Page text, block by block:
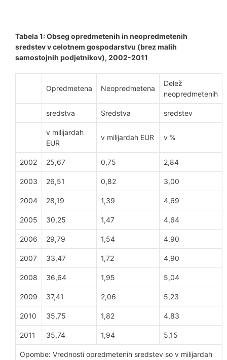
Tabela 1: Obseg opredmetenih in neopredmetenih
sredstev v celotnem gospodarstvu (brez malih
samostojnih podjetnikov), 2002-2011
Opredmetena Neopredmetena
Delež
neopredmetenih
sredstva Sredstva sredstev
v milijardah
EUR
v milijardah EUR v %
2002 25,67 0,75 2,84
2003 26,51 0,82 3,00
2004 28,19 1,39 4,69
2005 30,25 1,47 4,64
2006 29,79 1,54 4,90
2007 33,47 1,72 4,90
2008 36,64 1,95 5,04
2009 37,41 2,06 5,23
2010 35,75 1,82 4,83
2011 35,74 1,94 5,15
Opombe: Vrednosti opredmetenih sredstev so v milijardah